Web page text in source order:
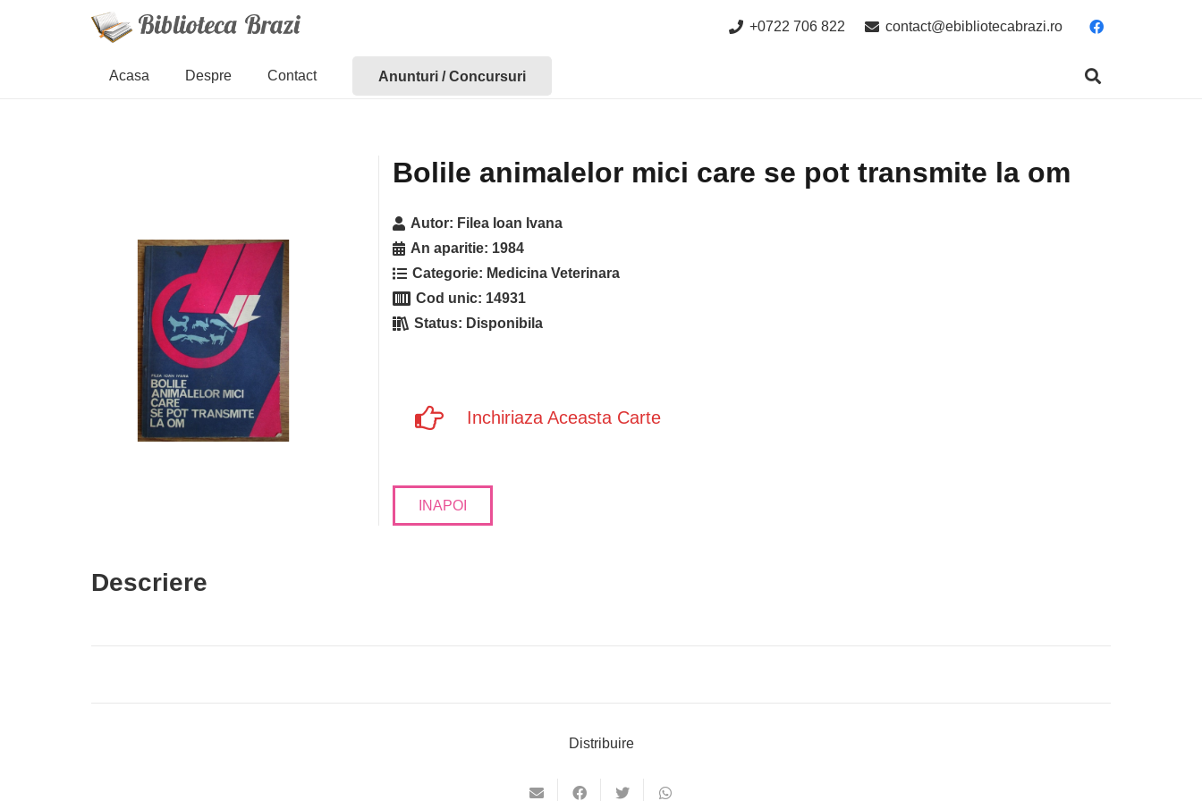
+0722 706 822 contact@ebibliotecabrazi.ro
Acasa Despre Contact Anunturi / Concursuri
Bolile animalelor mici care se pot transmite la om
Autor: Filea Ioan Ivana
An aparitie: 1984
Categorie: Medicina Veterinara
Cod unic: 14931
Status: Disponibila
Inchiriaza Aceasta Carte
INAPOI
Descriere
Distribuire